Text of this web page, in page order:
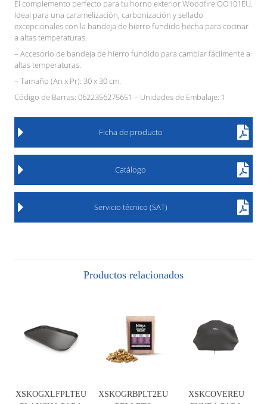
El complemento perfecto para tu horno exterior Woodfire OO101EU.
Ideal para una caramelización, carbonización y sellado
excepcionales con la bandeja de hierro fundido hecha para cocinar
a altas temperaturas.
– Accesorio de bandeja de hierro fundido para cambiar fácilmente a
altas temperaturas.
– Tamaño (An x Pr): 30 x 30 cm.
Código de Barras: 0622356275651 – Unidades de Embalaje: 1
Ficha de producto
Catálogo
Servicio técnico (SAT)
Productos relacionados
XSKOGXLFPLTEU
XSKOGRBPLT2EU
XSKCOVEREU